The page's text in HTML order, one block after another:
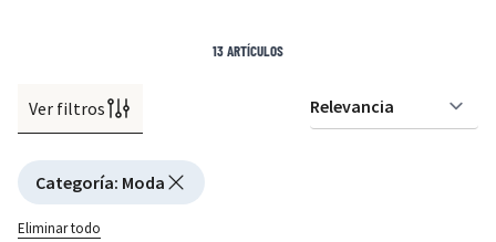
Ver filtros
Active filtering
Categoría: Moda
Eliminar todo
13ARTÍCULOS